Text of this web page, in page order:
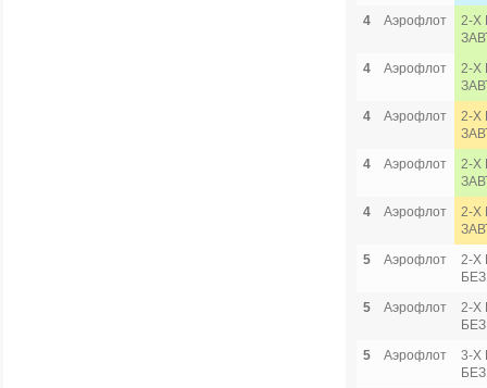
4
Аэрофлот
2-Х
4
Аэрофлот
2-Х
4
Аэрофлот
2-Х
4
Аэрофлот
2-Х
4
Аэрофлот
2-Х
5
Аэрофлот
2-Х
5
Аэрофлот
2-Х
5
Аэрофлот
3-Х